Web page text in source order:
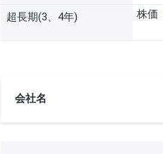
超長期(3、4年) 株価
会社名